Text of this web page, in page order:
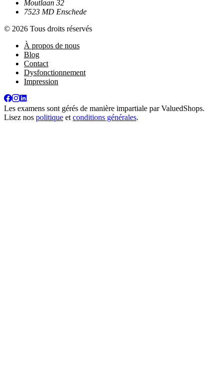
Moutlaan 32
7523 MD Enschede
© 2026 Tous droits réservés
À propos de nous
Blog
Contact
Dysfonctionnement
Impression
Les examens sont gérés de manière impartiale parValuedShops.
Lisez nos politique et conditions générales.